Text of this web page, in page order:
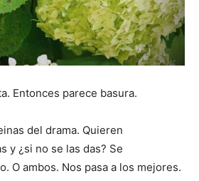
Entonces parece basura.
del drama. Quieren
y ¿si no se las das? Se
O ambos. Nos pasa a los mejores.